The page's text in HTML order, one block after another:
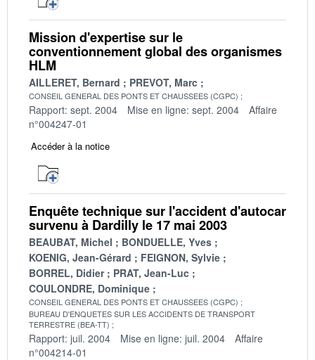
Mission d'expertise sur le
conventionnement global des organismes
HLM
AILLERET, Bernard PREVOT, Marc
CONSEIL GENERAL DES PONTS ET CHAUSSEES (CGPC)
Rapport: sept. 2004 Mise en ligne: sept. 2004
Affaire
n°004247-01
Accéder à la notice
Enquête technique sur l'accident d'autocar
survenu à Dardilly le 17 mai 2003
BEAUBAT, Michel
BONDUELLE, Yves
KOENIG, Jean-Gérard
FEIGNON, Sylvie
BORREL, Didier
PRAT, Jean-Luc
COULONDRE, Dominique
CONSEIL GENERAL DES PONTS ET CHAUSSEES (CGPC)
BUREAU D'ENQUETES SUR LES ACCIDENTS DE TRANSPORT
TERRESTRE (BEA-TT)
Rapport: juil. 2004 Mise en ligne: juil. 2004
Affaire
n°004214-01